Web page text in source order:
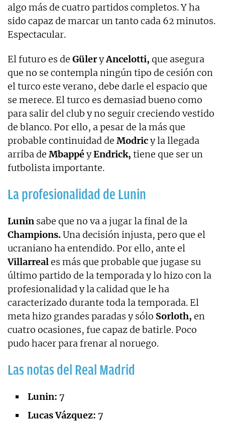
algo más de cuatro partidos completos. Y ha
sido capaz de marcar un tanto cada 62 minutos.
Espectacular.
El futuro es de GüleryAncelotti, que asegura
que no se contempla ningún tipo de cesión con
el turco este verano, debe darle el espacio que
se merece. El turco es demasiad bueno como
para salir del club y no seguir creciendo vestido
de blanco. Por ello, a pesar de la más que
probable continuidad de Modricy la llegada
arriba de MbappéyEndrick, tiene que ser un
futbolista importante.
La profesionalidad de Lunin
Lunin sabe que no va a jugar la final de la
Champions.Una decisión injusta, pero que el
ucraniano ha entendido. Por ello, ante el
Villarreales más que probable que jugase su
último partido de la temporada y lo hizo con la
profesionalidad y la calidad que le ha
caracterizado durante toda la temporada. El
meta hizo grandes paradas y sólo Sorloth, en
cuatro ocasiones, fue capaz de batirle. Poco
pudo hacer para frenar al noruego.
Las notas del Real Madrid
Lunin: 7
Lucas Vázquez: 7